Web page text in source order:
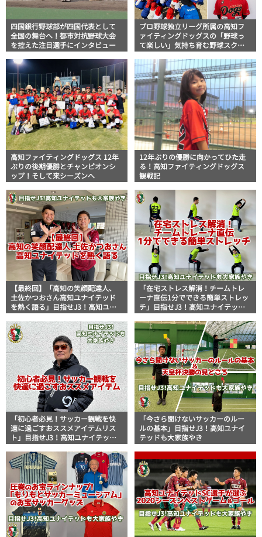
四国銀行野球部が四国代表として
全国の舞台へ！都市対抗野球大会
を控えた注目選手にインタビュー
プロ野球独立リーグ所属の高知フ
ァイティングドッグスの「野球っ
て楽しい」気持ち育む野球スクー
高知ファイティングドッグス 12年
ぶりの後期優勝とチャンピオンシ
ップ！そして来シーズンへ
12年ぶりの優勝に向かってひた走
る！高知ファイティングドッグス
観戦記
【最終回】「高知の笑顔配達人、
土佐かつおさん高知ユナイテッド
を熱く語る」目指せJ3！高知ユナ
「在宅ストレス解消！チームトレ
ーナ直伝1分でできる簡単ストレッ
チ」目指せJ3！高知ユナイテッド
「初心者必見！サッカー観戦を快
適に過ごすおススメアイテムリス
ト」目指せJ3！高知ユナイテッド
「今さら聞けないサッカーのルー
ルの基本」目指せJ3！高知ユナイ
テッドも大家族やき